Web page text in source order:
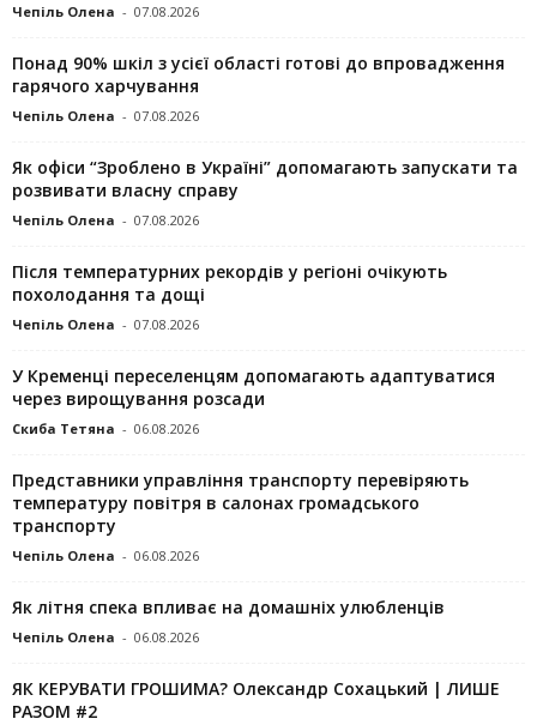
Чепіль Олена - 07.08.2026
Понад 90% шкіл з усієї області готові до впровадження
гарячого харчування
Чепіль Олена - 07.08.2026
Як офіси “Зроблено в Україні” допомагають запускaти та
розвивати власну справу
Чепіль Олена - 07.08.2026
Після температурних рекордів у регіоні очікують
похолодання та дощі
Чепіль Олена - 07.08.2026
У Кременці переселенцям допомагають адаптуватися
через вирощування розсади
Скиба Тетяна - 06.08.2026
Представники управління транспорту перевіряють
температуру повітря в салонах громадського
транспорту
Чепіль Олена - 06.08.2026
Як літня спека впливає на домашніх улюбленців
Чепіль Олена - 06.08.2026
ЯК КЕРУВАТИ ГРОШИМА? Олександр Сохацький | ЛИШЕ
РАЗОМ #2